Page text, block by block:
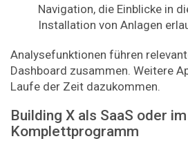
Navigation, die Einblicke in
Installation von Anlagen
Analysefunktionen führen
Dashboard zusammen. Weitere
Laufe der Zeit dazukommen.
Building X als SaaS oder im
Komplettprogramm